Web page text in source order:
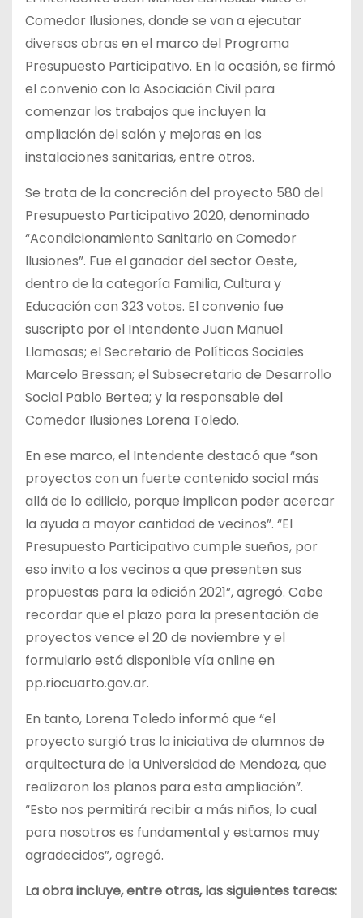
Comedor Ilusiones, donde se van a ejecutar
diversas obras en el marco del Programa
Presupuesto Participativo. En la ocasión, se firmó
el convenio con la Asociación Civil para
comenzar los trabajos que incluyen la
ampliación del salón y mejoras en las
instalaciones sanitarias, entre otros.
Se trata de la concreción del proyecto 580 del
Presupuesto Participativo 2020, denominado
“Acondicionamiento Sanitario en Comedor
Ilusiones”. Fue el ganador del sector Oeste,
dentro de la categoría Familia, Cultura y
Educación con 323 votos. El convenio fue
suscripto por el Intendente Juan Manuel
Llamosas; el Secretario de Políticas Sociales
Marcelo Bressan; el Subsecretario de Desarrollo
Social Pablo Bertea; y la responsable del
Comedor Ilusiones Lorena Toledo.
En ese marco, el Intendente destacó que “son
proyectos con un fuerte contenido social más
allá de lo edilicio, porque implican poder acercar
la ayuda a mayor cantidad de vecinos”. “El
Presupuesto Participativo cumple sueños, por
eso invito a los vecinos a que presenten sus
propuestas para la edición 2021”, agregó. Cabe
recordar que el plazo para la presentación de
proyectos vence el 20 de noviembre y el
formulario está disponible vía online en
pp.riocuarto.gov.ar.
En tanto, Lorena Toledo informó que “el
proyecto surgió tras la iniciativa de alumnos de
arquitectura de la Universidad de Mendoza, que
realizaron los planos para esta ampliación”.
“Esto nos permitirá recibir a más niños, lo cual
para nosotros es fundamental y estamos muy
agradecidos”, agregó.
La obra incluye, entre otras, las siguientes tareas: